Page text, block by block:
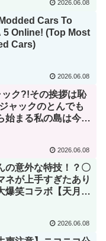
2026.06.08
Cars To
5 Online! (Top Most
Cars)
2026.06.08
ク?!その挨拶は恥
ャックのとんでも
始まる私の島は今日
2026.06.08
の意外な特技！？〇
ネが上手すぎたあり
爆笑コラボ【天月/
2026.06.08